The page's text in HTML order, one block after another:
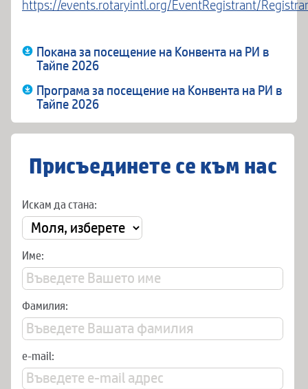
https://events.rotaryintl.org/EventRegistrant/
Покана за посещение на Конвента на РИ в
Тайпе 2026
Програма за посещение на Конвента на РИ в
Тайпе 2026
Присъединете се към нас
Искам да стана:
Име:
Фамилия:
e-mail: